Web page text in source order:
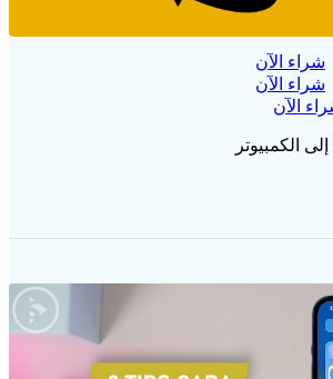
شراء الآن
شراء الآن
الآن